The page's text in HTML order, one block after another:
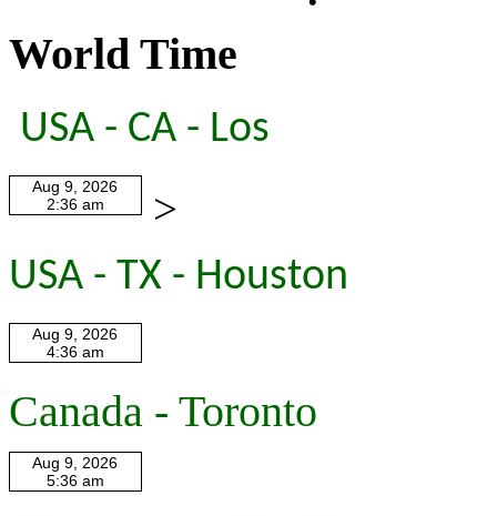
World Time
USA - CA - Los
>
USA - TX - Houston
Canada - Toronto